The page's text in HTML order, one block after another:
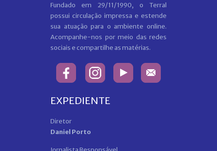
Fundado em 29/11/1990, o Terral
possui circulação impressa e estende
sua atuação para o ambiente online.
Acompanhe-nos por meio das redes
sociais e compartilhe as matérias.
EXPEDIENTE
Diretor
Daniel Porto